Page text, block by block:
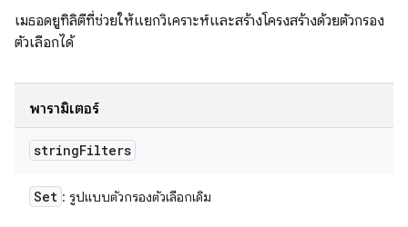
เมธอดยูทิลิตีที่ช่วยให้แยกวิเคราะห์และสร้างโครงสร้างด้วยตัวกรอง
ตัวเลือกได้
พารามิเตอร์
stringFilters
Set : รูปแบบตัวกรองตัวเลือกเดิม